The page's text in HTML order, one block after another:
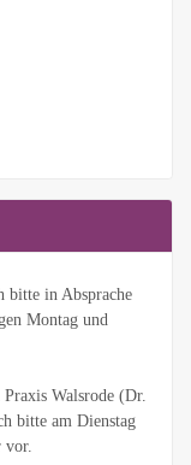
bitte in Absprache
Montag und
Walsrode (Dr.
bitte am Dienstag
vor.